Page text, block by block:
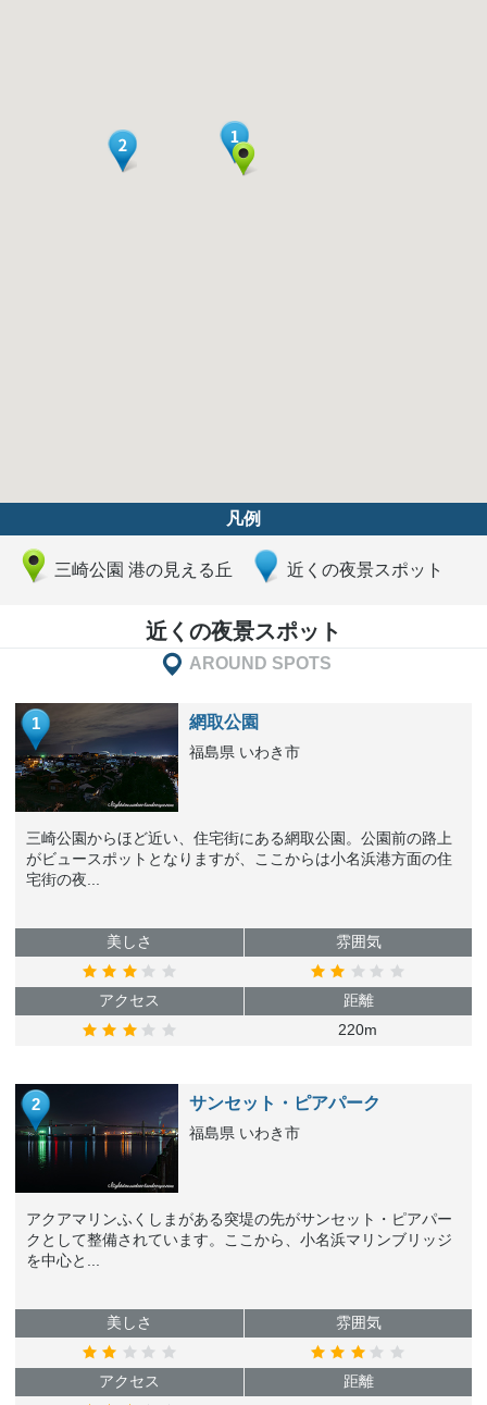
凡例
三崎公園 港の見える丘 近くの夜景スポット
近くの夜景スポット
AROUND SPOTS
1 網取公園
福島県 いわき市
三崎公園からほど近い、住宅街にある網取公園。公園前の路上
がビュースポットとなりますが、ここからは小名浜港方面の住
宅街の夜...
美しさ 雰囲気
アクセス
距離
220m
2 サンセット・ピアパーク
福島県 いわき市
アクアマリンふくしまがある突堤の先がサンセット・ピアパー
クとして整備されています。ここから、小名浜マリンブリッジ
を中心と...
美しさ 雰囲気
アクセス
距離